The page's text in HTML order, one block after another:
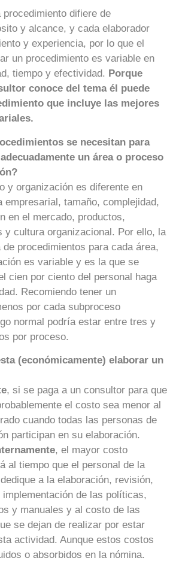
difiere de
y alcance, y cada elaborador
y experiencia, por lo que el
un procedimiento es variable en
tiempo y efectividad. Porque
conoce del tema él puede
que incluye las mejores
se necesitan para
un área o proceso
y organización es diferente en
empresarial, tamaño, complejidad,
en el mercado, productos,
y cultura organizacional. Por ello, la
de procedimientos para cada área,
es variable y es la que se
cien por ciento del personal haga
Recomiendo tener un
por cada subproceso
normal podría estar entre tres y
por proceso.
(económicamente) elaborar un
, si se paga a un consultor para que
el costo sea menor al
cuando todas las personas de
participan en su elaboración.
, el mayor costo
al tiempo que el personal de la
a la elaboración, revisión,
implementación de las políticas,
y manuales y al costo de las
se dejan de realizar por estar
actividad. Aunque estos costos
o absorbidos en la nómina.